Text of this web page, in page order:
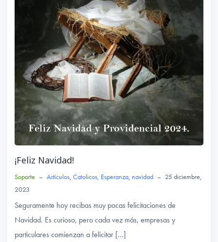
¡Feliz Navidad!
Soporte – Artículos, Catolicos, Esperanza, navidad – 25 diciembre,
2023
Seguramente hoy recibas muy pocas felicitaciones de
Navidad. Es curioso, pero cada vez más, empresas y
particulares comienzan a felicitar […]